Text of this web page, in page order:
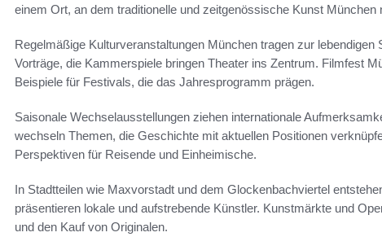
einem Ort, an dem traditionelle und zeitgenössische Kunst München
Regelmäßige Kulturveranstaltungen München tragen zur
Vorträge, die Kammerspiele bringen Theater ins Zentrum. Filmfest
Beispiele für Festivals, die das Jahresprogramm prägen.
Saisonale Wechselausstellungen ziehen internationale
wechseln Themen, die Geschichte mit aktuellen Positionen
Perspektiven für Reisende und Einheimische.
In Stadtteilen wie Maxvorstadt und dem Glockenbachviertel
präsentieren lokale und aufstrebende Künstler. Kunstmärkte und
und den Kauf von Originalen.